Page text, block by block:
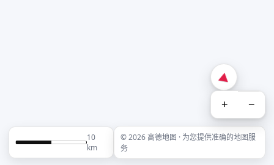
+ −
10
km
© 2026 高德地图 · 为您提供准确的地图服
务